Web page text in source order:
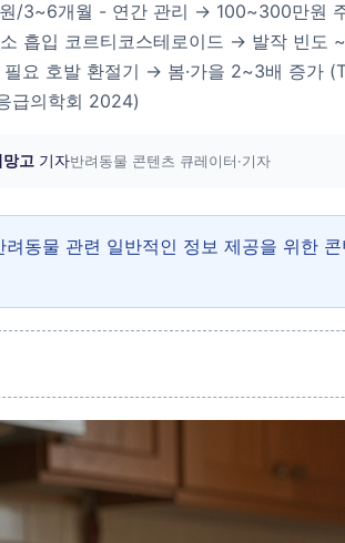
/3~6개월 - 연간 관리 → 100~300만원 주
흡입 코르티코스테로이드 → 발작 빈
필요 호발 환절기 → 봄·가을 2~3배 증
급의학회 2024)
망고 기자반려동물 콘텐츠 큐레이터·기자
려동물 관련 일반적인 정보 제공을 위한